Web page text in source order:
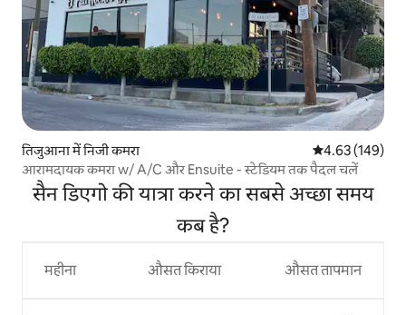
तिजुआना में निजी कमरा औसत रेटिंग 5 में से
4.63 (149)
आरामदायक कमरा w/ A/C और Ensuite - स्टेडियम तक पैदल चलें
सैन डिएगो की यात्रा करने का सबसे अच्छा समय
कब है?
महीना औसत किराया औसत तापमान